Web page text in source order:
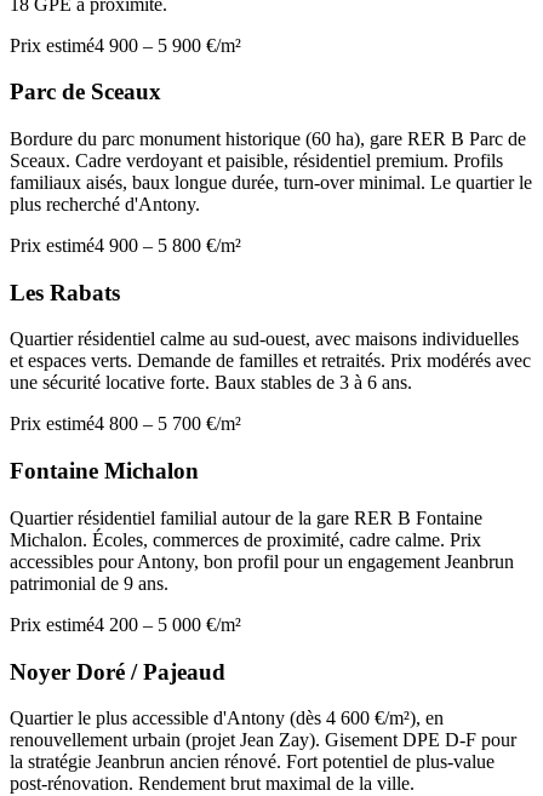
Prix estimé4 900 – 5 900 €/m²
Parc de Sceaux
Bordure du parc monument historique (60 ha), gare RER B Parc de
Sceaux. Cadre verdoyant et paisible, résidentiel premium. Profils
familiaux aisés, baux longue durée, turn-over minimal. Le quartier le
plus recherché d'Antony.
Prix estimé4 900 – 5 800 €/m²
Les Rabats
Quartier résidentiel calme au sud-ouest, avec maisons individuelles
et espaces verts. Demande de familles et retraités. Prix modérés avec
une sécurité locative forte. Baux stables de 3 à 6 ans.
Prix estimé4 800 – 5 700 €/m²
Fontaine Michalon
Quartier résidentiel familial autour de la gare RER B Fontaine
Michalon. Écoles, commerces de proximité, cadre calme. Prix
accessibles pour Antony, bon profil pour un engagement Jeanbrun
patrimonial de 9 ans.
Prix estimé4 200 – 5 000 €/m²
Noyer Doré / Pajeaud
Quartier le plus accessible d'Antony (dès 4 600 €/m²), en
renouvellement urbain (projet Jean Zay). Gisement DPE D-F pour
la stratégie Jeanbrun ancien rénové. Fort potentiel de plus-value
post-rénovation. Rendement brut maximal de la ville.